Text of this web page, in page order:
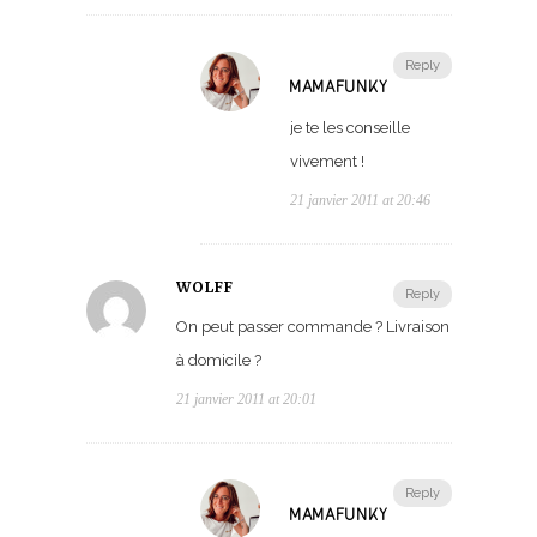
Reply
MAMAFUNKY
je te les conseille
vivement !
21 janvier 2011 at 20:46
Reply
WOLFF
On peut passer commande ? Livraison
à domicile ?
21 janvier 2011 at 20:01
Reply
MAMAFUNKY